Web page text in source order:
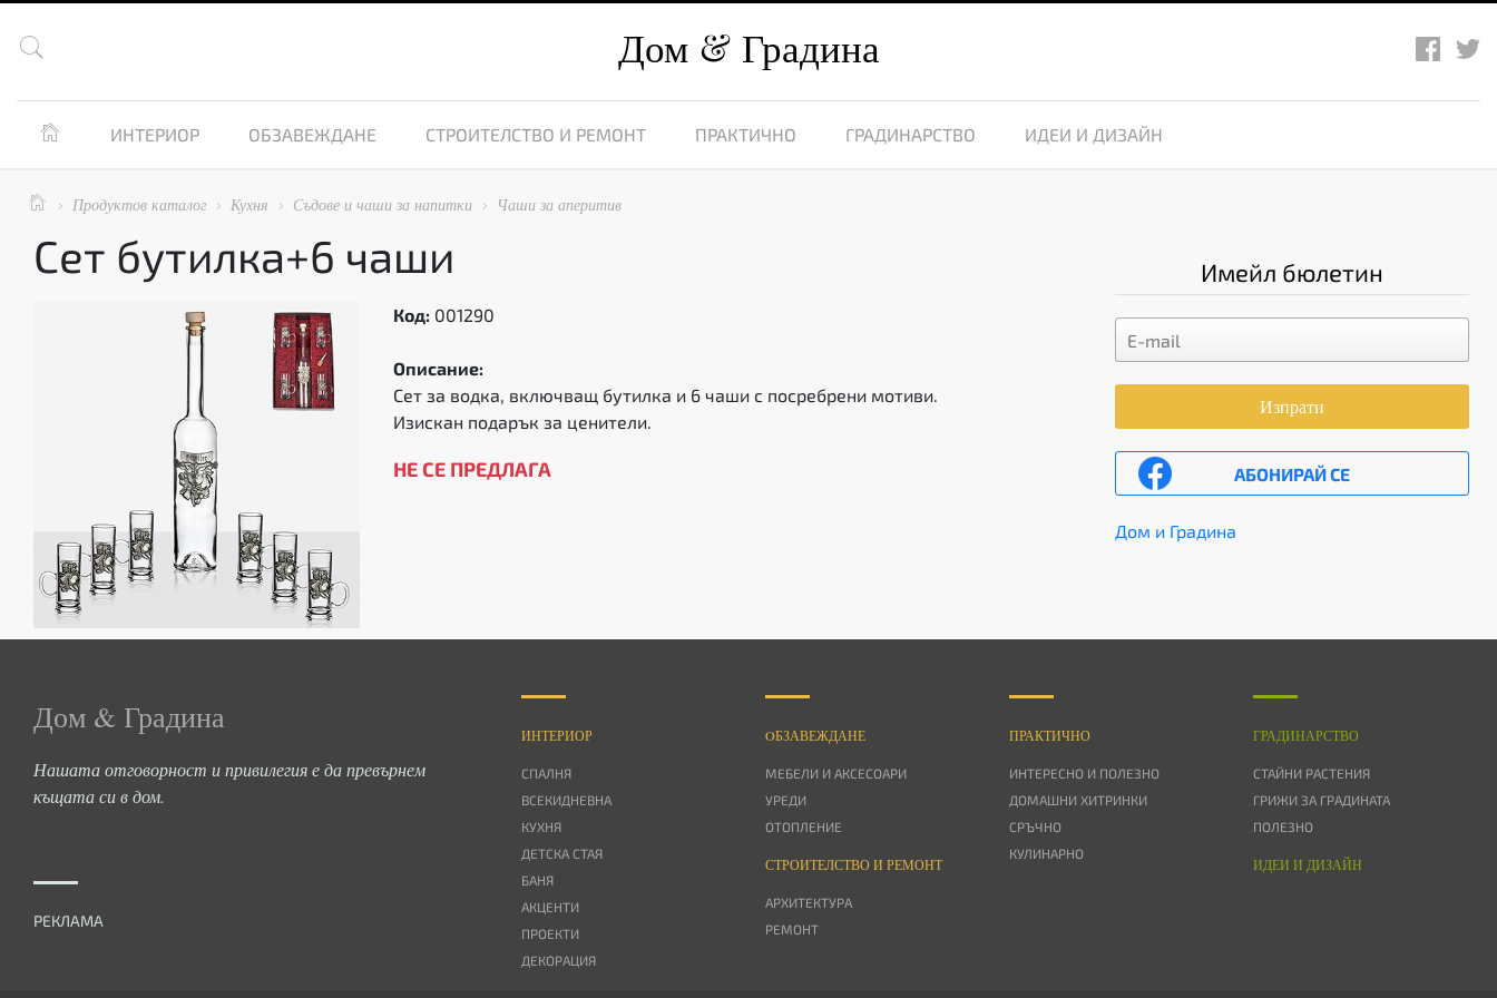
 Дом Градина
 ИНТЕРИОР ОБЗАВЕЖДАНЕ СТРОИТЕЛСТВО И РЕМОНТ ПРАКТИЧНО ГРАДИНАРСТВО ИДЕИ И ДИЗАЙН
  Продуктов каталог  Кухня  Съдове и чаши за напитки  Чаши за аперитив
Сет бутилка+6 чаши
Код: 001290
Описание:
Сет за водка, включващ бутилка и 6 чаши с посребрени мотиви.
Изискан подарък за ценители.
НЕ СЕ ПРЕДЛАГА
Имейл бюлетин
Изпрати
АБОНИРАЙ СЕ
Дом и Градина
Дом & Градина
Нашата отговорност и привилегия е да превърнем
къщата си в дом.
РЕКЛАМА
ИНТЕРИОР
СПАЛНЯ
ВСЕКИДНЕВНА
КУХНЯ
ДЕТСКА СТАЯ
БАНЯ
АКЦЕНТИ
ПРОЕКТИ
ДЕКОРАЦИЯ
OБЗАВЕЖДАНЕ
МЕБЕЛИ И АКСЕСОАРИ
УРЕДИ
ОТОПЛЕНИЕ
СТРОИТЕЛСТВО И РЕМОНТ
АРХИТЕКТУРА
РЕМОНТ
ПРАКТИЧНО
ИНТЕРЕСНО И ПОЛЕЗНО
ДОМАШНИ ХИТРИНКИ
СРЪЧНО
КУЛИНАРНО
ГРАДИНАРСТВО
СТАЙНИ РАСТЕНИЯ
ГРИЖИ ЗА ГРАДИНАТА
ПОЛЕЗНО
ИДЕИ И ДИЗАЙН